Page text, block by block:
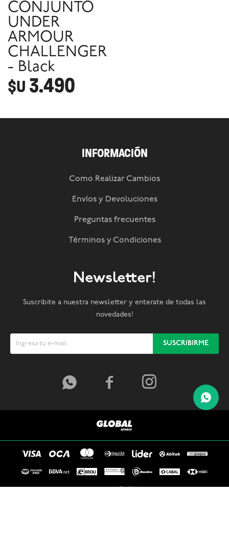
CONJUNTO
UNDER
ARMOUR
CHALLENGER
- Black
$U 3.490
INFORMACIÓN
Como Realizar Cambios
Envíos y Devoluciones
Preguntas frecuentes
Términos y Condiciones
Newsletter!
Suscribite a nuestra newsletter y enterate de todas las
novedades!
SUSCRIBIRME
  